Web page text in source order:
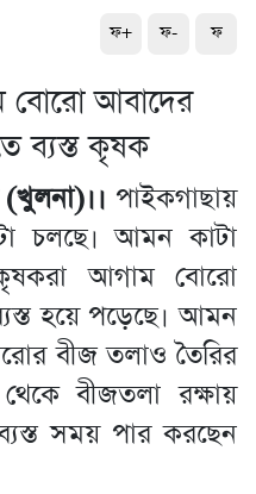
ফ+ ফ- ফ
বোরো আবাদের
ব্যস্ত কৃষক
পাইকগাছায়
চলছে। আমন কাটা
আগাম বোরো
হয়ে পড়েছে। আমন
বীজ তলাও তৈরির
বীজতলা রক্ষায়
সময় পার করছেন